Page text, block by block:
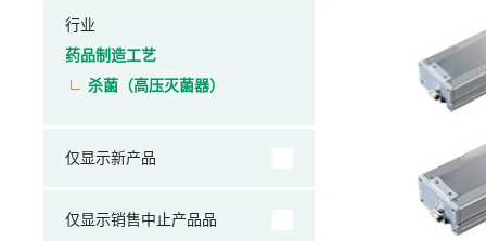
行业
药品制造工艺
杀菌（高压灭菌器）
仅显示新产品
仅显示销售中止产品品